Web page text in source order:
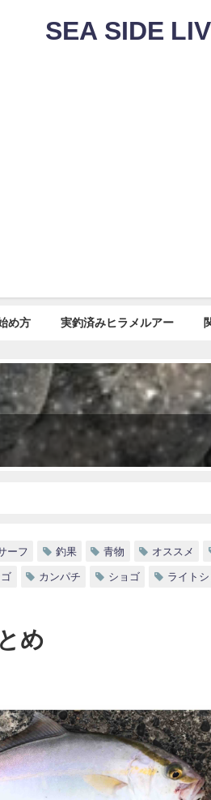
SEA SIDE
め方 実釣済みヒラメルアー
ーフ 釣果 青物 オススメ
カンパチ ショゴ ライト
め